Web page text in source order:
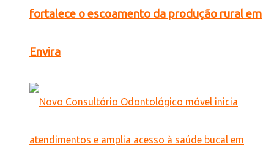
fortalece o escoamento da produção rural em
Envira